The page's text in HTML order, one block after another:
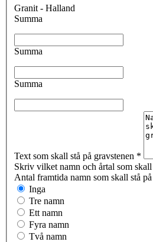
Granit - Halland
Summa
Summa
Summa
Text som skall stå på gravstenen *
Skriv vilket namn och årtal som
Antal framtida namn som skall stå på
Inga
Tre namn
Ett namn
Fyra namn
Två namn